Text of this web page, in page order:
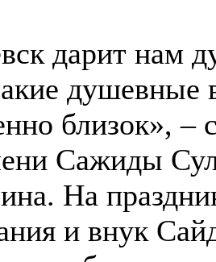
дарит нам
душевные
близок», –
Сажиды
На
и внук